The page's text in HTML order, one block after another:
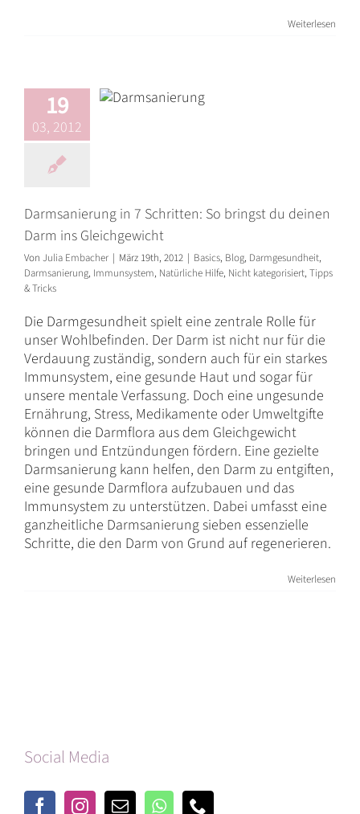
Weiterlesen
19
03, 2012
Gleichgewicht
Darmsanierung in 7 Schritten: So bringst du deinen
Darm ins Gleichgewicht
Von Julia Embacher | März 19th, 2012 | Basics, Blog, Darmgesundheit,
Darmsanierung, Immunsystem, Natürliche Hilfe, Nicht kategorisiert, Tipps
& Tricks
Die Darmgesundheit spielt eine zentrale Rolle für
unser Wohlbefinden. Der Darm ist nicht nur für die
Verdauung zuständig, sondern auch für ein starkes
Immunsystem, eine gesunde Haut und sogar für
unsere mentale Verfassung. Doch eine ungesunde
Ernährung, Stress, Medikamente oder Umweltgifte
können die Darmflora aus dem Gleichgewicht
bringen und Entzündungen fördern. Eine gezielte
Darmsanierung kann helfen, den Darm zu entgiften,
eine gesunde Darmflora aufzubauen und das
Immunsystem zu unterstützen. Dabei umfasst eine
ganzheitliche Darmsanierung sieben essenzielle
Schritte, die den Darm von Grund auf regenerieren.
Weiterlesen
Social Media